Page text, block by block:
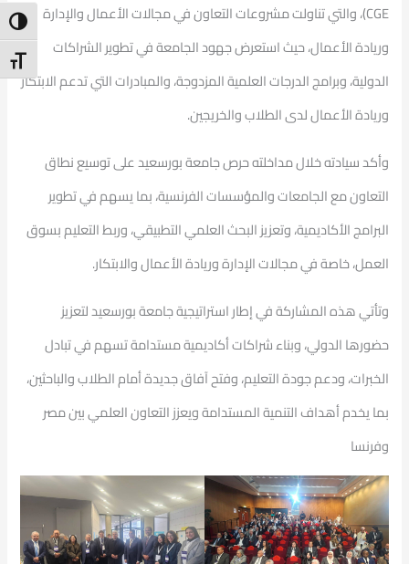
CGE)، والتي تناولت مشروعات التعاون في مجالات الأعمال والإدارة
وريادة الأعمال، حيث استعرض جهود الجامعة في تطوير الشراكات
الدولية، وبرامج الدرجات العلمية المزدوجة، والمبادرات التي تدعم الابتكار
وريادة الأعمال لدى الطلاب والخريجين.
وأكد سيادته خلال مداخلته حرص جامعة بورسعيد على توسيع نطاق
التعاون مع الجامعات والمؤسسات الفرنسية، بما يسهم في تطوير
البرامج الأكاديمية، وتعزيز البحث العلمي التطبيقي، وربط التعليم بسوق
العمل، خاصة في مجالات الإدارة وريادة الأعمال والابتكار.
وتأتي هذه المشاركة في إطار استراتيجية جامعة بورسعيد لتعزيز
حضورها الدولي، وبناء شراكات أكاديمية مستدامة تسهم في تبادل
الخبرات، ودعم جودة التعليم، وفتح آفاق جديدة أمام الطلاب والباحثين،
بما يخدم أهداف التنمية المستدامة ويعزز التعاون العلمي بين مصر
وفرنسا